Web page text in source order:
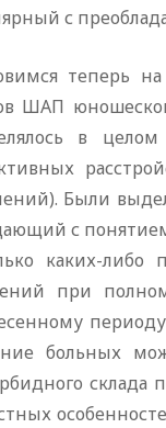
с
теперь
ШАП
в
Были
с
каких-либо
при
больных
склада